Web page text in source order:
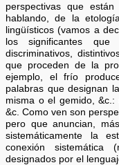
perspectivas que
hablando, de la
lingüísticos (vamos a
los significantes
discriminativos,
que proceden de la
ejemplo, el frío
palabras que designan
misma o el gemido,
&c. Como ven son
pero que anuncian,
sistemáticamente la
conexión sistemática
designados por el